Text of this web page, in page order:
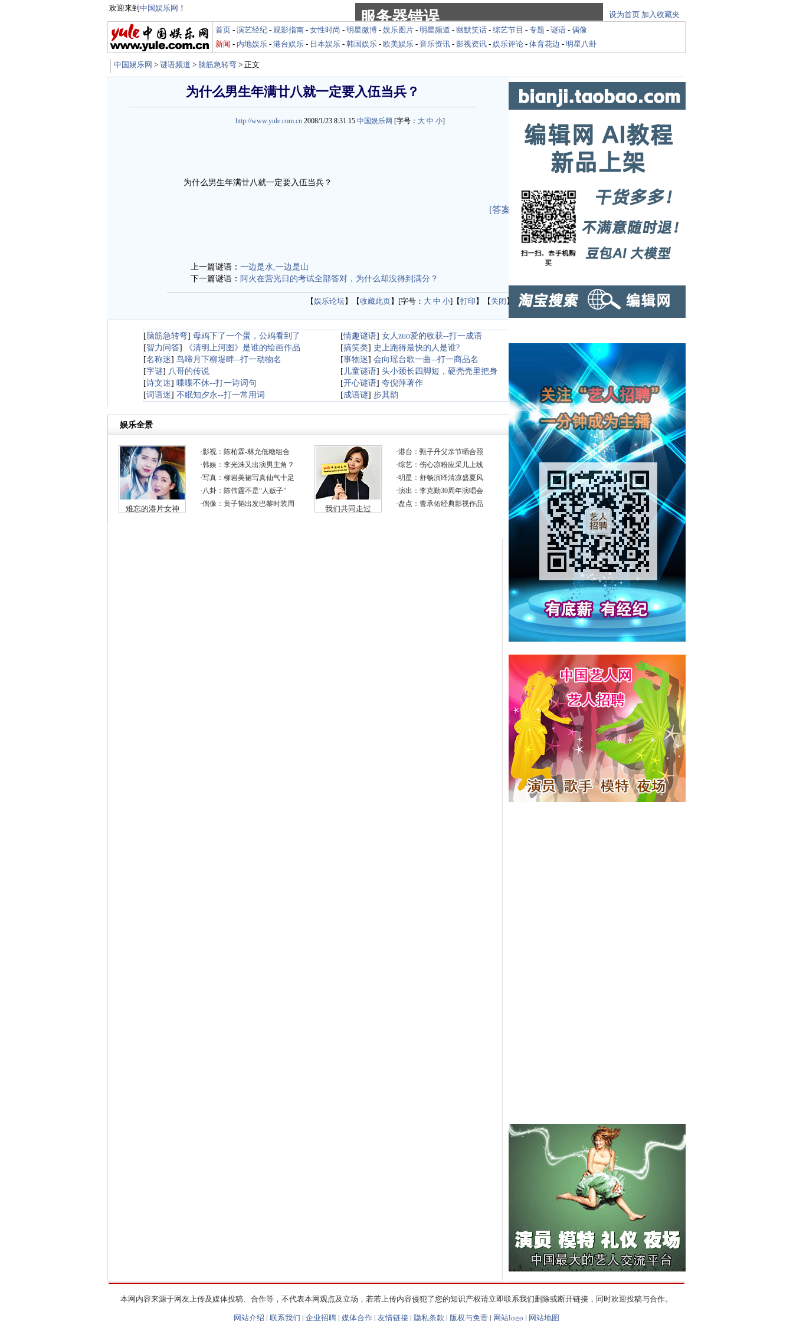
欢迎来到 中国娱乐网 ！
设为首页 加入收藏夹
首页 - 演艺经纪 - 观影指南 - 女性时尚 - 明星微博 - 娱乐图片 - 明星频道 - 幽默笑话 - 综艺节目 - 专题 - 谜语 - 偶像
新闻 - 内地娱乐 - 港台娱乐 - 日本娱乐 - 韩国娱乐 - 欧美娱乐 - 音乐资讯 - 影视资讯 - 娱乐评论 - 体育花边 - 明星八卦
中国娱乐网 > 谜语频道 > 脑筋急转弯 > 正文
为什么男生年满廿八就一定要入伍当兵？
http://www.yule.com.cn 2008/1/23 8:31:15 中国娱乐网 [字号： 大 中 小]
为什么男生年满廿八就一定要入伍当兵？
[答案]
上一篇谜语： 一边是水,一边是山
下一篇谜语： 阿火在营光日的考试全部答对，为什么却没得到满分？
【娱乐论坛】【收藏此页】[字号： 大 中 小]【打印 】【 关闭 】
[脑筋急转弯] 母鸡下了一个蛋，公鸡看到了 [情趣谜语] 女人zuo爱的收获--打一成语
[智力问答] 《清明上河图》是谁的绘画作品 [搞笑类] 史上跑得最快的人是谁?
[名称迷] 鸟啼月下柳堤畔--打一动物名 [事物迷] 会向瑶台歌一曲--打一商品名
[字谜] 八哥的传说 [ 儿童谜语] 头小颈长四脚短，硬壳壳里把身
[诗文迷] 喋喋不休--打一诗词句 [开心谜语] 夸倪萍著作
[词语迷] 不眠知夕永--打一常用词 [成语谜] 步其韵
本网内容来源于网友上传及媒体投稿、合作等，不代表本网观点及立场，若若上传内容侵犯了您的知识产权请立即联系我们删除或断开链接，同时欢迎投稿与合作。
网站介绍 | 联系我们 | 企业招聘 | 媒体合作 | 友情链接 | 隐私条款 | 版权与免责 | 网站logo | 网站地图